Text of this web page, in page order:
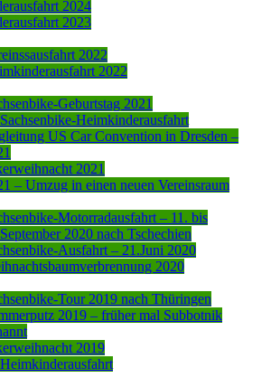
2024
2023
2022
2022
Geburtstag 2021
Heimkinderausfahrt
US Car Convention in Dresden –
2021
– Umzug in einen neuen Vereinsraum
Motorradausfahrt – 11. bis
2020 nach Tschechien
Ausfahrt – 21.Juni 2020
2020
Tour 2019 nach Thüringen
2019 – früher mal Subbotnik
2019